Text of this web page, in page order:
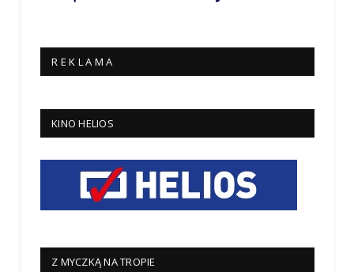
R E K L A M A
KINO HELIOS
Z MYCZKĄ NA TROPIE